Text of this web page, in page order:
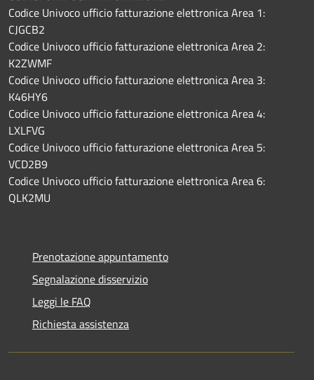
Codice Univoco ufficio fatturazione elettronica Area 1:
CJGCB2
Codice Univoco ufficio fatturazione elettronica Area 2:
K2ZWMF
Codice Univoco ufficio fatturazione elettronica Area 3:
K46HY6
Codice Univoco ufficio fatturazione elettronica Area 4:
LXLFVG
Codice Univoco ufficio fatturazione elettronica Area 5:
VCD2B9
Codice Univoco ufficio fatturazione elettronica Area 6:
QLK2MU
Prenotazione appuntamento
Segnalazione disservizio
Leggi le FAQ
Richiesta assistenza